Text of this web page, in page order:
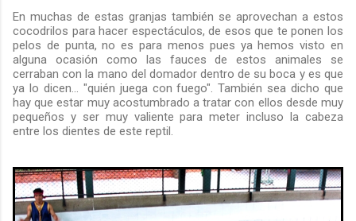
En muchas de estas granjas también se aprovechan a estos
cocodrilos para hacer espectáculos, de esos que te ponen los
pelos de punta, no es para menos pues ya hemos visto en
alguna ocasión como las fauces de estos animales se
cerraban con la mano del domador dentro de su boca y es que
ya lo dicen... "quién juega con fuego". También sea dicho que
hay que estar muy acostumbrado a tratar con ellos desde muy
pequeños y ser muy valiente para meter incluso la cabeza
entre los dientes de este reptil.